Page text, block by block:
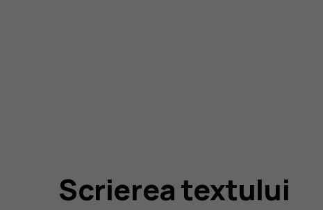
Scrierea textului